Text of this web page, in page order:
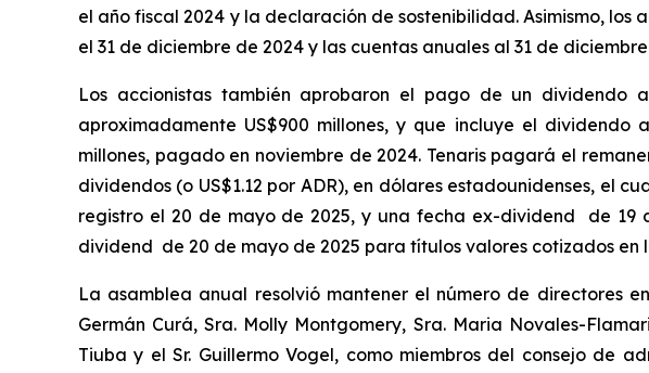
el año fiscal 2024 y la declaración de sostenibilidad. Asimismo,
el 31 de diciembre de 2024 y las cuentas anuales al 31 de
Los accionistas también aprobaron el pago de un dividendo
aproximadamente US$900 millones, y que incluye el dividendo
millones, pagado en noviembre de 2024. Tenaris pagará el
dividendos (o US$1.12 por ADR), en dólares estadounidenses, el
registro el 20 de mayo de 2025, y una fecha ex-dividend de 19
dividend de 20 de mayo de 2025 para títulos valores cotizados en
La asamblea anual resolvió mantener el número de directores
Germán Curá, Sra. Molly Montgomery, Sra. Maria Novales-
Tiuba y el Sr. Guillermo Vogel, como miembros del consejo de